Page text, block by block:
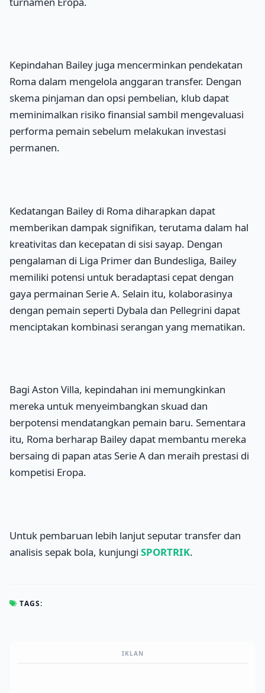
Kepindahan Bailey juga mencerminkan pendekatan
Roma dalam mengelola anggaran transfer. Dengan
skema pinjaman dan opsi pembelian, klub dapat
meminimalkan risiko finansial sambil mengevaluasi
performa pemain sebelum melakukan investasi
permanen.
Kedatangan Bailey di Roma diharapkan dapat
memberikan dampak signifikan, terutama dalam hal
kreativitas dan kecepatan di sisi sayap. Dengan
pengalaman di Liga Primer dan Bundesliga, Bailey
memiliki potensi untuk beradaptasi cepat dengan
gaya permainan Serie A. Selain itu, kolaborasinya
dengan pemain seperti Dybala dan Pellegrini dapat
menciptakan kombinasi serangan yang mematikan.
Bagi Aston Villa, kepindahan ini memungkinkan
mereka untuk menyeimbangkan skuad dan
berpotensi mendatangkan pemain baru. Sementara
itu, Roma berharap Bailey dapat membantu mereka
bersaing di papan atas Serie A dan meraih prestasi di
kompetisi Eropa.
Untuk pembaruan lebih lanjut seputar transfer dan
analisis sepak bola, kunjungi SPORTRIK.
TAGS:
IKLAN